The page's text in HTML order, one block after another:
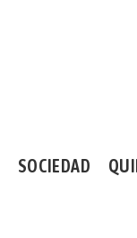
SOCIEDAD